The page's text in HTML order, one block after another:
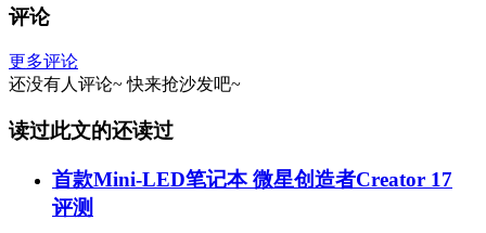
评论
更多评论
还没有人评论~ 快来抢沙发吧~
读过此文的还读过
首款Mini-LED笔记本 微星创造者Creator 17
评测